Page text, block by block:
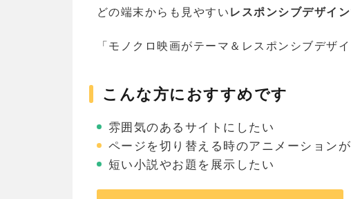
どの端末からも見やすい レスポンシブデザイン
「モノクロ映画がテーマ＆レスポンシブデザ
こんな方におすすめです
雰囲気のあるサイトにしたい
ページを切り替える時のアニメーション
短い小説やお題を展示したい